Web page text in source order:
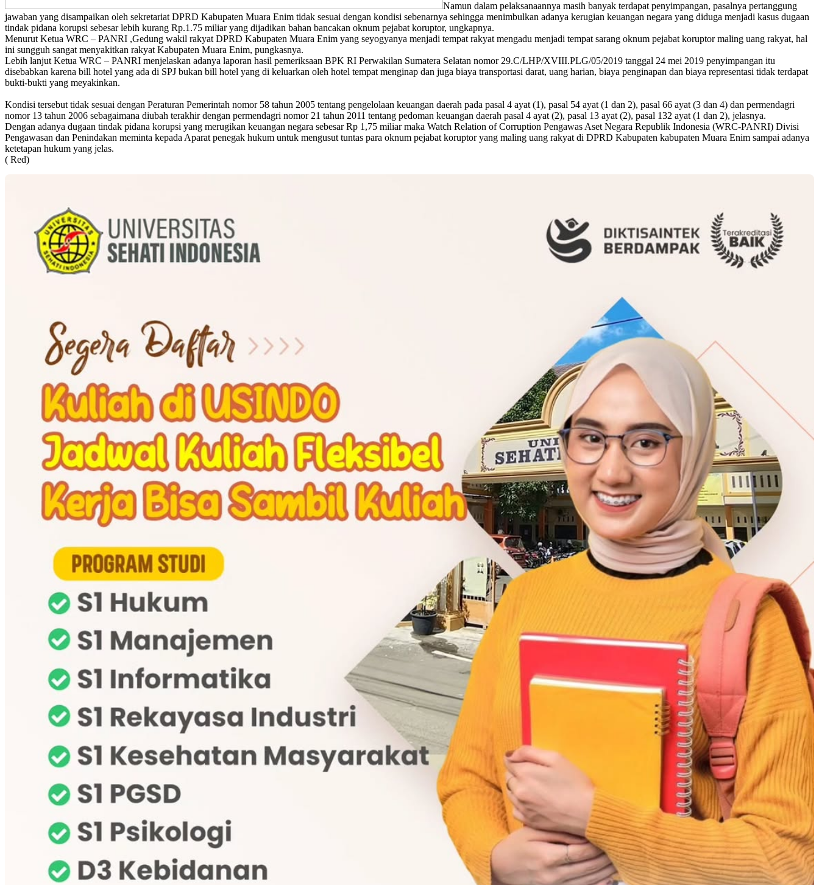
Namun dalam pelaksanaannya masih banyak terdapat penyimpangan, pasalnya pertanggung
jawaban yang disampaikan oleh sekretariat DPRD Kabupaten Muara Enim tidak sesuai dengan kondisi sebenarnya sehingga menimbulkan adanya kerugian keuangan negara yang diduga menjadi kasus dugaan
tindak pidana korupsi sebesar lebih kurang Rp.1.75 miliar yang dijadikan bahan bancakan oknum pejabat koruptor, ungkapnya.
Menurut Ketua WRC – PANRI ,Gedung wakil rakyat DPRD Kabupaten Muara Enim yang seyogyanya menjadi tempat rakyat mengadu menjadi tempat sarang oknum pejabat koruptor maling uang rakyat, hal
ini sungguh sangat menyakitkan rakyat Kabupaten Muara Enim, pungkasnya.
Lebih lanjut Ketua WRC – PANRI menjelaskan adanya laporan hasil pemeriksaan BPK RI Perwakilan Sumatera Selatan nomor 29.C/LHP/XVIII.PLG/05/2019 tanggal 24 mei 2019 penyimpangan itu
disebabkan karena bill hotel yang ada di SPJ bukan bill hotel yang di keluarkan oleh hotel tempat menginap dan juga biaya transportasi darat, uang harian, biaya penginapan dan biaya representasi tidak terdapat
bukti-bukti yang meyakinkan.
Kondisi tersebut tidak sesuai dengan Peraturan Pemerintah nomor 58 tahun 2005 tentang pengelolaan keuangan daerah pada pasal 4 ayat (1), pasal 54 ayat (1 dan 2), pasal 66 ayat (3 dan 4) dan permendagri
nomor 13 tahun 2006 sebagaimana diubah terakhir dengan permendagri nomor 21 tahun 2011 tentang pedoman keuangan daerah pasal 4 ayat (2), pasal 13 ayat (2), pasal 132 ayat (1 dan 2), jelasnya.
Dengan adanya dugaan tindak pidana korupsi yang merugikan keuangan negara sebesar Rp 1,75 miliar maka Watch Relation of Corruption Pengawas Aset Negara Republik Indonesia (WRC-PANRI) Divisi
Pengawasan dan Penindakan meminta kepada Aparat penegak hukum untuk mengusut tuntas para oknum pejabat koruptor yang maling uang rakyat di DPRD Kabupaten kabupaten Muara Enim sampai adanya
ketetapan hukum yang jelas.
( Red)